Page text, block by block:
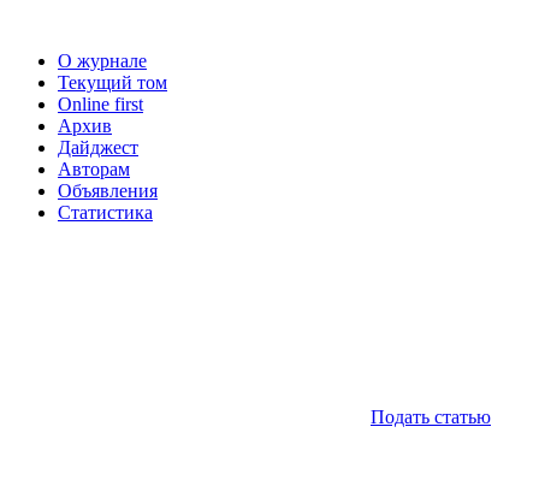
О журнале
Текущий том
Online first
Архив
Дайджест
Авторам
Объявления
Статистика
Подать статью